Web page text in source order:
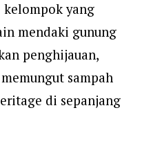
kelompok yang
mendaki gunung
penghijauan,
sampah
di sepanjang